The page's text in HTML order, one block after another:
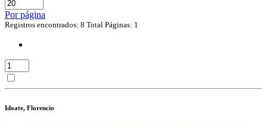
Por página
Registros encontrados: 8 Total Páginas: 1
Idoate, Florencio